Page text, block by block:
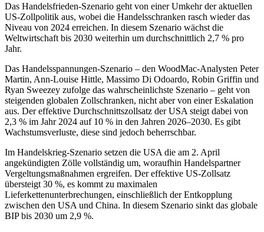
Das Handelsfrieden-Szenario geht von einer Umkehr der aktuellen
US-Zollpolitik aus, wobei die Handelsschranken rasch wieder das
Niveau von 2024 erreichen. In diesem Szenario wächst die
Weltwirtschaft bis 2030 weiterhin um durchschnittlich 2,7 % pro
Jahr.
Das Handelsspannungen-Szenario – den WoodMac-Analysten Peter
Martin, Ann-Louise Hittle, Massimo Di Odoardo, Robin Griffin und
Ryan Sweezey zufolge das wahrscheinlichste Szenario – geht von
steigenden globalen Zollschranken, nicht aber von einer Eskalation
aus. Der effektive Durchschnittszollsatz der USA steigt dabei von
2,3 % im Jahr 2024 auf 10 % in den Jahren 2026–2030. Es gibt
Wachstumsverluste, diese sind jedoch beherrschbar.
Im Handelskrieg-Szenario setzen die USA die am 2. April
angekündigten Zölle vollständig um, woraufhin Handelspartner
Vergeltungsmaßnahmen ergreifen. Der effektive US-Zollsatz
übersteigt 30 %, es kommt zu maximalen
Lieferkettenunterbrechungen, einschließlich der Entkopplung
zwischen den USA und China. In diesem Szenario sinkt das globale
BIP bis 2030 um 2,9 %.